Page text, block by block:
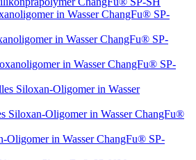
in Wasser ChangFu® SP-
in Wasser ChangFu® SP-
in Wasser ChangFu® SP-
Siloxan-Oligomer in Wasser
Siloxan-Oligomer in Wasser ChangFu®
Oligomer in Wasser ChangFu® SP-